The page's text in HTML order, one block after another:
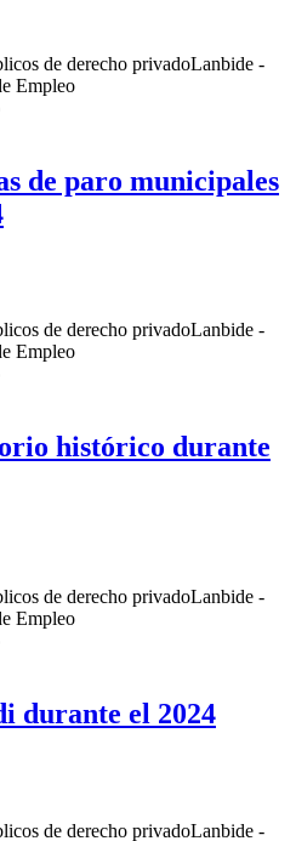
de derecho privadoLanbide -
Empleo
de paro municipales
de derecho privadoLanbide -
Empleo
histórico durante
de derecho privadoLanbide -
Empleo
durante el 2024
de derecho privadoLanbide -